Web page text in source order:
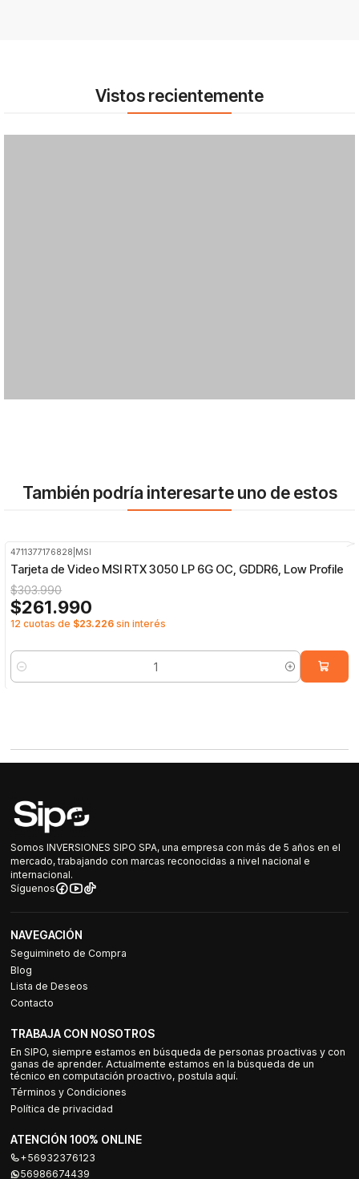
Vistos recientemente
También podría interesarte uno de estos
4711377176828 MSI
Tarjeta de Video MSI RTX 3050 LP 6G OC, GDDR6, Low Profile
$303.990
$261.990
12 cuotas de $23.226 sin interés
Cantidad
Somos INVERSIONES SIPO SPA, una empresa con más de 5 años en el
mercado, trabajando con marcas reconocidas a nivel nacional e
internacional.
Síguenos
NAVEGACIÓN
Seguimineto de Compra
Blog
Lista de Deseos
Contacto
TRABAJA CON NOSOTROS
En SIPO, siempre estamos en búsqueda de personas proactivas y con
ganas de aprender. Actualmente estamos en la búsqueda de un
técnico en computación proactivo, postula aquí.
Términos y Condiciones
Política de privacidad
ATENCIÓN 100% ONLINE
+56932376123
56986674439